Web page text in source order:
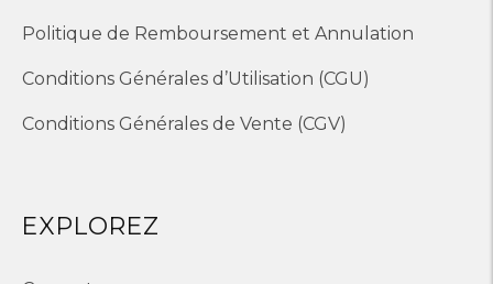
Politique de Remboursement et Annulation
Conditions Générales d’Utilisation (CGU)
Conditions Générales de Vente (CGV)
EXPLOREZ